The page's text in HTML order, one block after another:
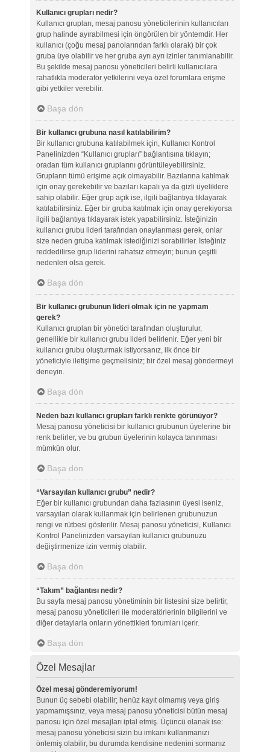
Kullanıcı grupları nedir?
Kullanıcı grupları, mesaj panosu yöneticilerinin kullanıcıları
grup halinde ayırabilmesi için öngörülen bir yöntemdir. Her
kullanıcı (çoğu mesaj panolarından farklı olarak) bir çok
gruba üye olabilir ve her gruba ayrı ayrı izinler tanımlanabilir.
Bu şekilde mesaj panosu yöneticileri belirli kullanıcılara
rahatlıkla moderatör yetkilerini veya özel forumlara erişme
gibi yetkiler verebilir.
Başa dön
Bir kullanıcı grubuna nasıl katılabilirim?
Bir kullanıcı grubuna katılabilmek için, Kullanıcı Kontrol
Panelinizden “Kullanıcı grupları” bağlantısına tıklayın;
oradan tüm kullanıcı gruplarını görüntüleyebilirsiniz.
Grupların tümü erişime açık olmayabilir. Bazılarına katılmak
için onay gerekebilir ve bazıları kapalı ya da gizli üyeliklere
sahip olabilir. Eğer grup açık ise, ilgili bağlantıya tıklayarak
katılabilirsiniz. Eğer bir gruba katılmak için onay gerekiyorsa
ilgili bağlantıya tıklayarak istek yapabilirsiniz. İsteğinizin
kullanıcı grubu lideri tarafından onaylanması gerek, onlar
size neden gruba katılmak istediğinizi sorabilirler. İsteğiniz
reddedilirse grup liderini rahatsız etmeyin; bunun çeşitli
nedenleri olsa gerek.
Başa dön
Bir kullanıcı grubunun lideri olmak için ne yapmam
gerek?
Kullanıcı grupları bir yönetici tarafından oluşturulur,
genellikle bir kullanıcı grubu lideri belirlenir. Eğer yeni bir
kullanıcı grubu oluşturmak istiyorsanız, ilk önce bir
yöneticiyle iletişime geçmelisiniz; bir özel mesaj göndermeyi
deneyin.
Başa dön
Neden bazı kullanıcı grupları farklı renkte görünüyor?
Mesaj panosu yöneticisi bir kullanıcı grubunun üyelerine bir
renk belirler, ve bu grubun üyelerinin kolayca tanınması
mümkün olur.
Başa dön
“Varsayılan kullanıcı grubu” nedir?
Eğer bir kullanıcı grubundan daha fazlasının üyesi iseniz,
varsayılan olarak kullanmak için belirlenen grubunuzun
rengi ve rütbesi gösterilir. Mesaj panosu yöneticisi, Kullanıcı
Kontrol Panelinizden varsayılan kullanıcı grubunuzu
değiştirmenize izin vermiş olabilir.
Başa dön
“Takım” bağlantısı nedir?
Bu sayfa mesaj panosu yönetiminin bir listesini size belirtir,
mesaj panosu yöneticileri ile moderatörlerinin bilgilerini ve
diğer detaylarla onların yönettikleri forumları içerir.
Başa dön
Özel Mesajlar
Özel mesaj gönderemiyorum!
Bunun üç sebebi olabilir; henüz kayıt olmamış veya giriş
yapmamışsınız, veya mesaj panosu yöneticisi bütün mesaj
panosu için özel mesajları iptal etmiş. Üçüncü olanak ise:
mesaj panosu yöneticisi sizin bu imkanı kullanmanızı
önlemiş olabilir, bu durumda kendisine nedenini sormanız